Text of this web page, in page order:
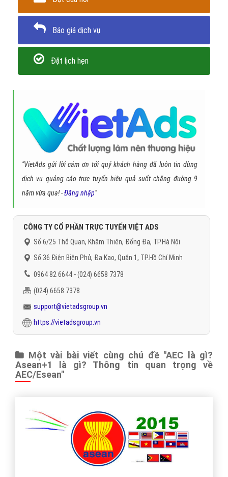
Báo giá dịch vụ
Đặt lịch hẹn
"VietAds gửi lời cảm ơn tới quý khách hàng đã luôn tin dùng
dịch vụ quảng cáo trực tuyến hiệu quả suốt chặng đường 9
năm vừa qua! -Đăng nhập"
CÔNG TY CỔ PHẦN TRỰC TUYẾN VIỆT ADS
Số 6/25 Thổ Quan, Khâm Thiên, Đống Đa, TP.Hà Nội
Số 36 Điện Biên Phủ, Đa Kao, Quận 1, TP.Hồ Chí Minh
0964 82 6644 - (024) 6658 7378
(024) 6658 7378
support@vietadsgroup.vn
https://vietadsgroup.vn
Một vài bài viết cùng chủ đề "AEC là gì?
Asean+1 là gì? Thông tin quan trọng về
AEC/Esean"